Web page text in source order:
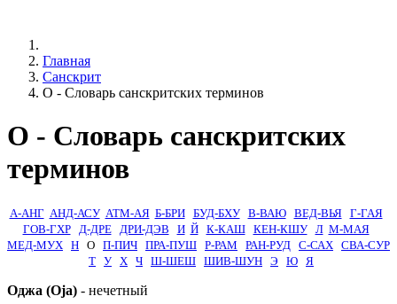
Главная
Санскрит
О - Словарь санскритских терминов
О - Словарь санскритских
терминов
А-АНГ АНД-АСУ АТМ-АЯ Б-БРИ БУД-БХУ В-ВАЮ ВЕД-ВЬЯ
Г-ГАЯ
ГОВ-ГХР
Д-ДРЕ ДРИ-ДЭВ И Й К-КАШ КЕН-КШУ Л М-МАЯ
МЕД-МУХ Н О П-ПИЧ ПРА-ПУШ Р-РАМ РАН-РУД С-САХ СВА-СУР
Т У Х Ч Ш-ШЕШ ШИВ-ШУН Э Ю Я
Оджа (Oja) - нечетный